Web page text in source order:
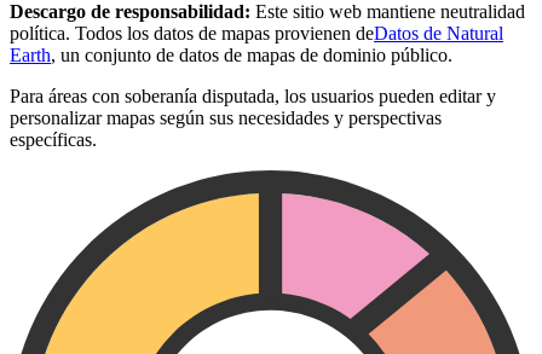
Descargo de responsabilidad: Este sitio web mantiene neutralidad
política. Todos los datos de mapas provienen deDatos de Natural
Earth, un conjunto de datos de mapas de dominio público.
Para áreas con soberanía disputada, los usuarios pueden editar y
personalizar mapas según sus necesidades y perspectivas
específicas.